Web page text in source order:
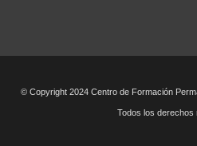
© Copyright 2024 Centro de Formación
Todos los derechos